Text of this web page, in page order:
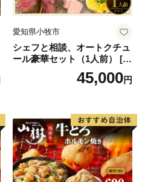
愛知県小牧市
シェフと相談、オートクチュ
ール豪華セット（1人前） [04
45,000円